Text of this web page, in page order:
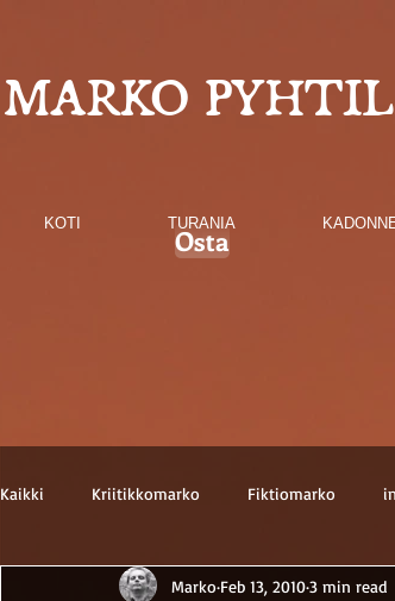
MARKO
KOTI TURANIA
Osta
Kaikki Kriitikkomarko Fiktiomarko
Marko Feb 13, 20103 min read